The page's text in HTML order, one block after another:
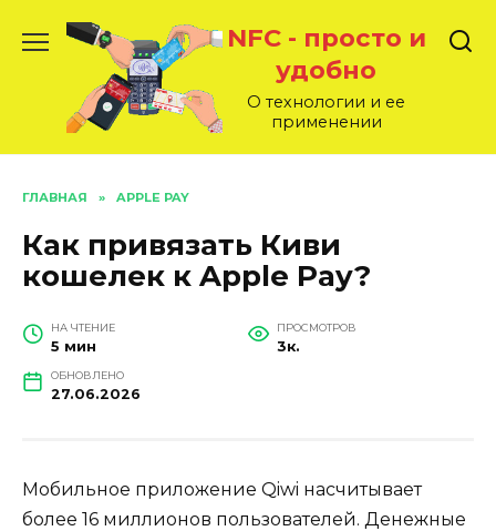
содержанию
NFC - просто и
удобно
О технологии и ее
применении
ГЛАВНАЯ » APPLE PAY
Как привязать Киви
кошелек к Apple Pay?
НА ЧТЕНИЕ
5 мин
ПРОСМОТРОВ
3к.
ОБНОВЛЕНО
27.06.2026
Мобильное приложение Qiwi насчитывает
более 16 миллионов пользователей. Денежные